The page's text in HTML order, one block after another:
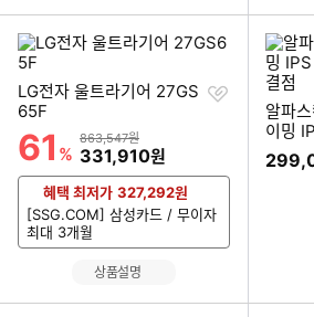
LG전자 울트라기어 27GS
65F
할인률
61 %
상품금액
863,547원
할인금액
331,910원
찜
혜택 최저가 327,292원
[SSG.COM] 삼성카드 / 무이자
최대 3개월
상품설명
알파
이밍
DR 무